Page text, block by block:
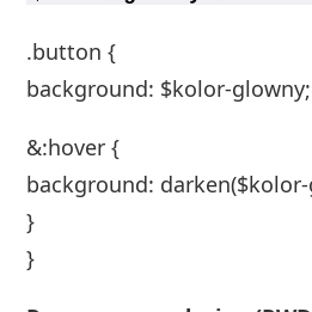
.button {
background: $kolor-glowny;
&:hover {
background: darken($kolor-
}
}